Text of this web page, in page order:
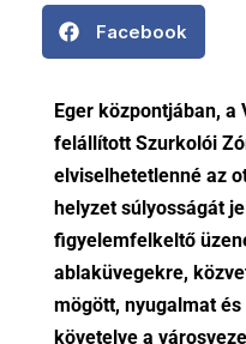
Facebook
Eger központjában,
felállított Szurkolói
elviselhetetlenné az
helyzet súlyosságát
figyelemfelkeltő
ablaküvegekre,
mögött, nyugalmat
követelve a